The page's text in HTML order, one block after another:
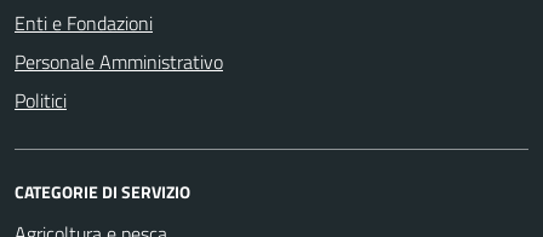
Enti e Fondazioni
Personale Amministrativo
Politici
CATEGORIE DI SERVIZIO